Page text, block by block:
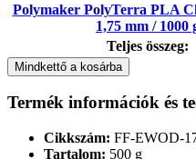
Polymaker PolyTerra PLA
1,75 mm / 1000
Teljes összeg:
Mindkettő a kosárba
Termék információk és
Cikkszám: FF-EWOD-
Tartalom: 500 g